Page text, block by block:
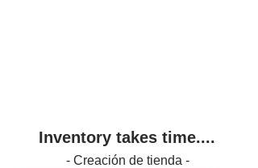
Inventory takes time....
- Creación de tienda -